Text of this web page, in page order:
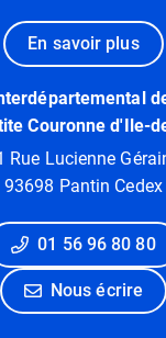
En savoir plus
Couronne d'Ile-
Rue Lucienne
93698 Pantin Cedex
01 56 96 80 80
Nous écrire